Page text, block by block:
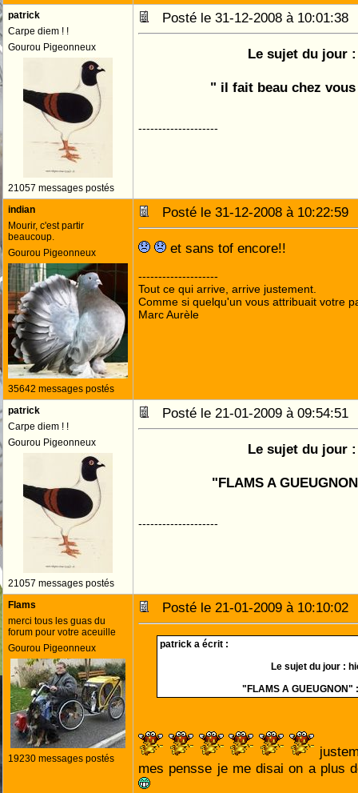
patrick
Carpe diem ! !
Gourou Pigeonneux
21057 messages postés
Posté le 31-12-2008 à
Le sujet du jour
" il fait beau chez
--------------------
indian
Mourir, c'est partir
beaucoup.
Gourou Pigeonneux
35642 messages postés
Posté le 31-12-2008 à
et sans tof encore!!
--------------------
Tout ce qui arrive, arrive justement.
Comme si quelqu'un vous attribuait votre
Marc Aurèle
patrick
Carpe diem ! !
Gourou Pigeonneux
21057 messages postés
Posté le 21-01-2009 à
Le sujet du jour
"FLAMS A
--------------------
Flams
merci tous les guas du
forum pour votre aceuille
Gourou Pigeonneux
19230 messages postés
Posté le 21-01-2009 à
patrick a écrit :
Le sujet du jour :
"FLAMS A GUEUGNON"
mes pensse je me disai on a plus